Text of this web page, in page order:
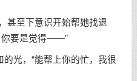
至下意识开始帮她找退
你要是觉得——”
光，“能帮上你的忙，我很